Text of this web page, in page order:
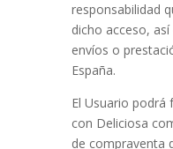
responsabilidad
dicho acceso,
envíos o
España.
El Usuario podrá
con Deliciosa
de compraventa